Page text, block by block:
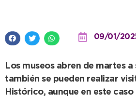
09/01/
Los museos abren de martes a
también se pueden realizar
Histórico, aunque en este